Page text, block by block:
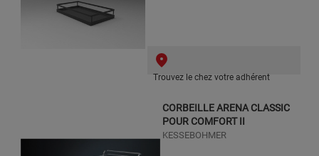
Trouvez le chez votre adhérent
CORBEILLE ARENA CLASSIC
POUR COMFORT II
KESSEBOHMER